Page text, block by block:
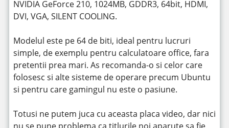
NVIDIA GeForce 210, 1024MB, GDDR3, 64bit, HDMI,
DVI, VGA, SILENT COOLING.
Modelul este pe 64 de biti, ideal pentru lucruri
simple, de exemplu pentru calculatoare office, fara
pretentii prea mari. As recomanda-o si celor care
folosesc si alte sisteme de operare precum Ubuntu
si pentru care gamingul nu este o pasiune.
Totusi ne putem juca cu aceasta placa video, dar nici